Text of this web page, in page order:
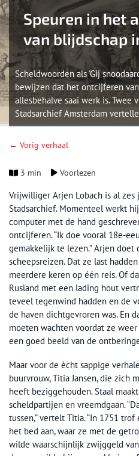
Speuren in het
van blijdschap
Scheldwoorden als 'Gij
bewijzen dat het ontcijferen
allesbehalve saai werk is. Twee
Stadsarchief Amsterdam
← Vorig verhaal
3 min Voorlezen
Vrijwilliger Arjen Lobach is al
Stadsarchief. Momenteel werkt
computer met de hand
ontcijferen. “Ik doe vooral 18e-
gemakkelijk te lezen.” Arjen doet
scheepsreizen. Dat ze last
meerdere keren op één reis. Of
Rusland met een lading hout
teveel tegenwind hadden en de
de haven dichtgevroren was. En
moeten wachten voordat ze
een goed beeld van de
Maar voor de ècht sappige
buurvrouw, Titia Jansen, die zich
heeft beziggehouden. Staal
scheldpartijen en vreemdgaan.
tussen,” vertelt Titia. “In 1751
het bed aan, waar ze met de
wilde waarschijnlijk zwijggeld